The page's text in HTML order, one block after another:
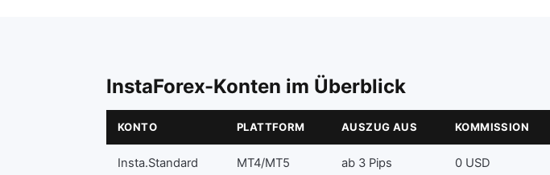
InstaForex-Konten im Überblick
KONTO PLATTFORM AUSZUG AUS KOMMISSION
Insta.Standard MT4/MT5 ab 3 Pips 0 USD